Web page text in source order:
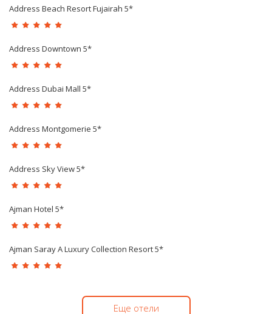
Address Beach Resort Fujairah 5*
Address Downtown 5*
Address Dubai Mall 5*
Address Montgomerie 5*
Address Sky View 5*
Ajman Hotel 5*
Ajman Saray A Luxury Collection Resort 5*
Еще отели